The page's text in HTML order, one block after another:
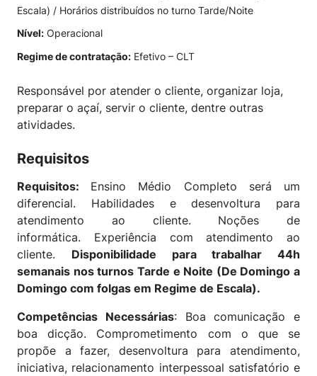
Escala) / Horários distribuídos no turno Tarde/Noite
Nível: Operacional
Regime de contratação: Efetivo – CLT
Responsável por atender o cliente, organizar loja,
preparar o açaí, servir o cliente, dentre outras
atividades.
Requisitos
Requisitos: Ensino Médio Completo será um
diferencial. Habilidades e desenvoltura para
atendimento ao cliente. Noções de
informática. Experiência com atendimento ao
cliente. Disponibilidade para trabalhar 44h
semanais nos turnos Tarde e Noite (De Domingo a
Domingo com folgas em Regime de Escala).
Competências Necessárias: Boa comunicação e
boa dicção. Comprometimento com o que se
propõe a fazer, desenvoltura para atendimento,
iniciativa, relacionamento interpessoal satisfatório e